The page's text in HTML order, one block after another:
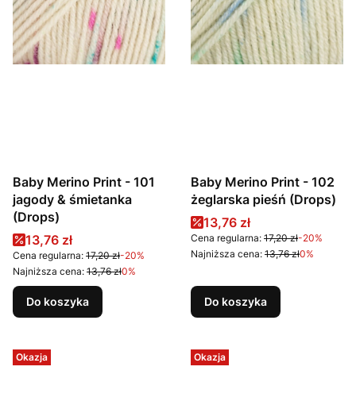
Baby Merino Print - 101
jagody & śmietanka
(Drops)
Cena promocyjna
13,76 zł
Cena regularna: 17,20 zł-20%
Najniższa cena: 13,76 zł0%
Do koszyka
Baby Merino Print - 102
żeglarska pieśń (Drops)
Cena promocyjna
13,76 zł
Cena regularna: 17,20 zł-20%
Najniższa cena: 13,76 zł0%
Do koszyka
Okazja Okazja